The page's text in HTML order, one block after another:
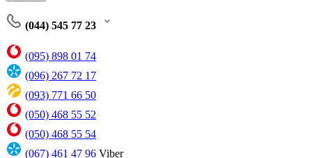
(044) 545 77 23
(095) 898 01 74
(096) 267 72 17
(093) 771 66 50
(050) 468 55 52
(050) 468 55 54
(067) 461 47 96 Viber